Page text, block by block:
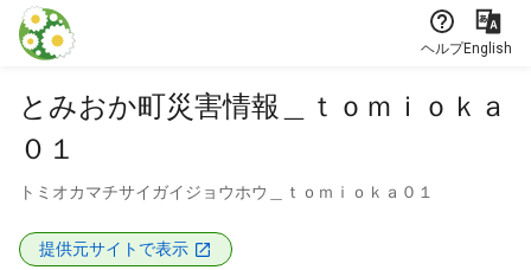
本文に飛ぶ
ヘルプEnglish
とみおか町災害情報＿ｔｏｍｉｏｋａ
０１
トミオカマチサイガイジョウホウ＿ｔｏｍｉｏｋａ０１
提供元サイトで表示